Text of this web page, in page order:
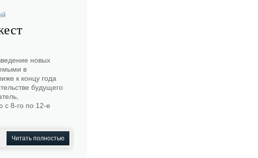
новых
в
к концу года
будущего
с 8-го по 12-е
Читать полностью